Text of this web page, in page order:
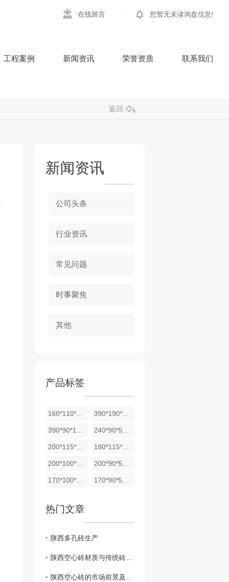
您暂无未读询盘信息!
在线留言
工程案例 新闻资讯 荣誉资质 联系我们
返回
新闻资讯
公司头条
行业资讯
常见问题
时事聚焦
其他
产品标签
160*110*53斜面砖 390*190*190空心砖
390*90*190空心砖 240*90*53实心砖
200*115*53实心砖 180*115*53实心砖
200*100*53实心砖 200*90*53实心砖
170*100*53实心砖 170*90*53实心砖
热门文章
陕西多孔砖生产
陕西空心砖材质与传统砖块有何不同
陕西空心砖的市场前景及发展趋势